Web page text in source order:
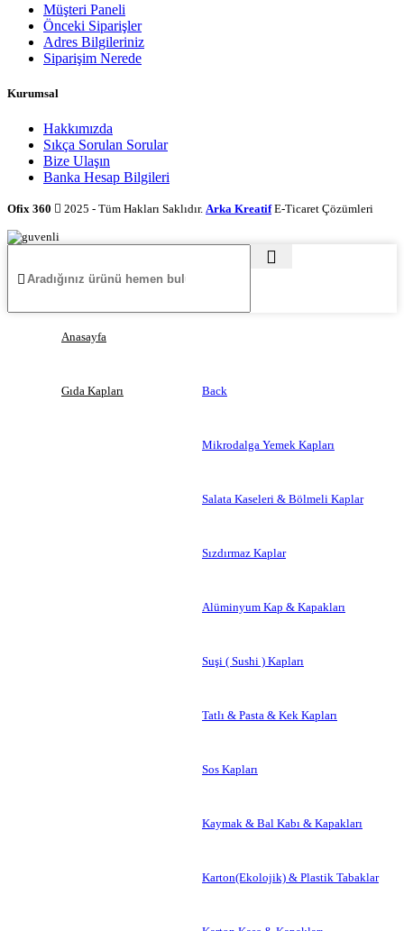
Müşteri Paneli
Önceki Siparişler
Adres Bilgileriniz
Siparişim Nerede
Kurumsal
Hakkımızda
Sıkça Sorulan Sorular
Bize Ulaşın
Banka Hesap Bilgileri
Ofix 360 2025 - Tüm Hakları Saklıdır. Arka KreatifE-Ticaret Çözümleri
Anasayfa
Gıda Kapları Back
Mikrodalga Yemek Kapları
Salata Kaseleri & Bölmeli Kaplar
Sızdırmaz Kaplar
Alüminyum Kap & Kapakları
Suşi ( Sushi ) Kapları
Tatlı & Pasta & Kek Kapları
Sos Kapları
Kaymak & Bal Kabı & Kapakları
Karton(Ekolojik) & Plastik Tabaklar